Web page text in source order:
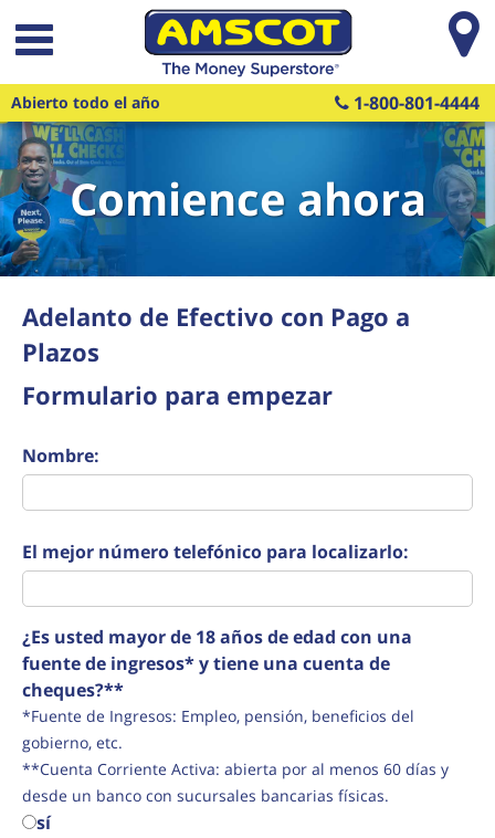
Saltar al contenido principal
Abierto todo el año 1-800-801-4444
Comience ahora
Adelanto de Efectivo con Pago a
Plazos
Formulario para empezar
Nombre:
El mejor número telefónico para localizarlo:
¿Es usted mayor de 18 años de edad con una
fuente de ingresos* y tiene una cuenta de
cheques?**
*Fuente de Ingresos: Empleo, pensión, beneficios del
gobierno, etc.
**Cuenta Corriente Activa: abierta por al menos 60 días y
desde un banco con sucursales bancarias físicas.
sí